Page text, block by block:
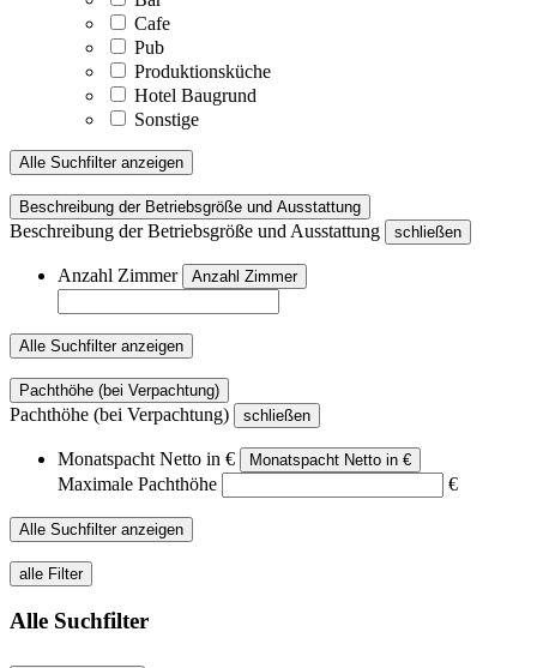
Cafe
Pub
Produktionsküche
Hotel Baugrund
Sonstige
Alle Suchfilter anzeigen
Beschreibung der Betriebsgröße und Ausstattung
Beschreibung der Betriebsgröße und Ausstattung schließen
Anzahl Zimmer Anzahl Zimmer
Alle Suchfilter anzeigen
Pachthöhe (bei Verpachtung)
Pachthöhe (bei Verpachtung) schließen
Monatspacht Netto in € Monatspacht Netto in €
Maximale Pachthöhe €
Alle Suchfilter anzeigen
alle Filter
Alle Suchfilter